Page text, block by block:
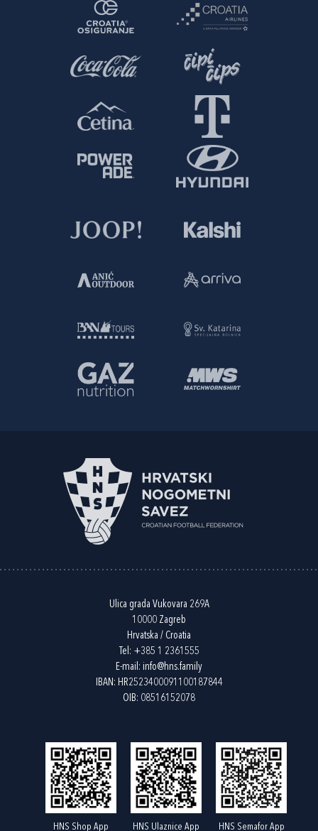
Ulica grada Vukovara 269A
10000 Zagreb
Hrvatska / Croatia
Tel: +385 1 2361555
E-mail: info@hns.family
IBAN: HR2523400091100187844
OIB: 08516152078
HNS Shop App HNS Ulaznice App HNS Semafor App